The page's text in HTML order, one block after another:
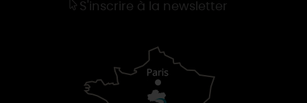
S'inscrire à la newsletter